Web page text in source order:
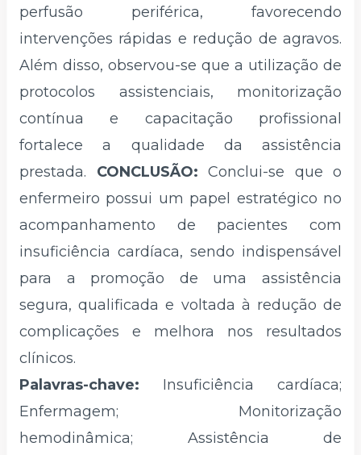
perfusão periférica, favorecendo
intervenções rápidas e redução de agravos.
Além disso, observou-se que a utilização de
protocolos assistenciais, monitorização
contínua e capacitação profissional
fortalece a qualidade da assistência
prestada. CONCLUSÃO: Conclui-se que o
enfermeiro possui um papel estratégico no
acompanhamento de pacientes com
insuficiência cardíaca, sendo indispensável
para a promoção de uma assistência
segura, qualificada e voltada à redução de
complicações e melhora nos resultados
clínicos.
Palavras-chave: Insuficiência cardíaca;
Enfermagem; Monitorização
hemodinâmica; Assistência de